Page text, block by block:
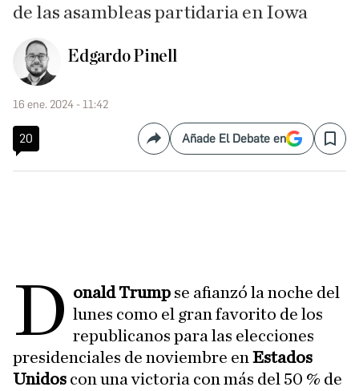
de las asambleas partidaria en Iowa
Edgardo Pinell
16 ene. 2024 - 11:42
20 CompartirAñade El Debate en Save
D onald Trump se afianzó la noche del
lunes como el gran favorito de los
republicanos para las elecciones
presidenciales de noviembre en Estados
Unidos con una victoria con más del 50 % de